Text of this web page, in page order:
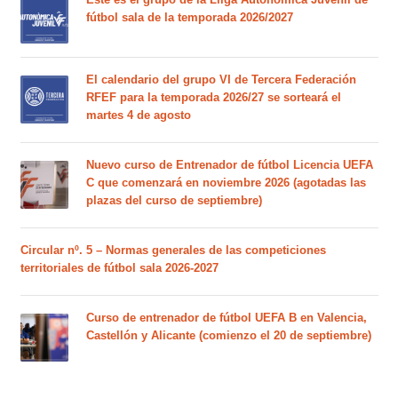
fútbol sala de la temporada 2026/2027
El calendario del grupo VI de Tercera Federación
RFEF para la temporada 2026/27 se sorteará el
martes 4 de agosto
Nuevo curso de Entrenador de fútbol Licencia UEFA
C que comenzará en noviembre 2026 (agotadas las
plazas del curso de septiembre)
Circular nº. 5 – Normas generales de las competiciones
territoriales de fútbol sala 2026-2027
Curso de entrenador de fútbol UEFA B en Valencia,
Castellón y Alicante (comienzo el 20 de septiembre)